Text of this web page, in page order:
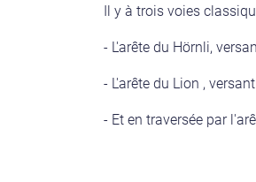
Il y à trois voies
- L'arête du Hörnli,
- L'arête du Lion ,
- Et en traversée par